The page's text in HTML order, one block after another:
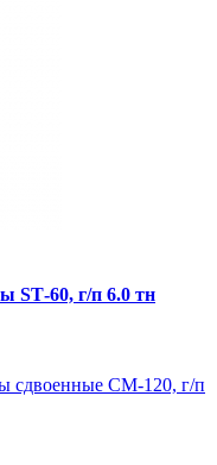
SТ-60, г/п 6.0 тн